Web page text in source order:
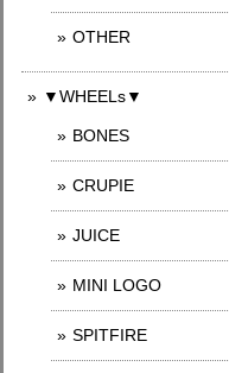
OTHER
▼WHEELs▼
BONES
CRUPIE
JUICE
MINI LOGO
SPITFIRE